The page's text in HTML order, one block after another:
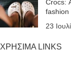
Crocs:
fashion
23
ΧΡΗΣΙΜΑ LINKS